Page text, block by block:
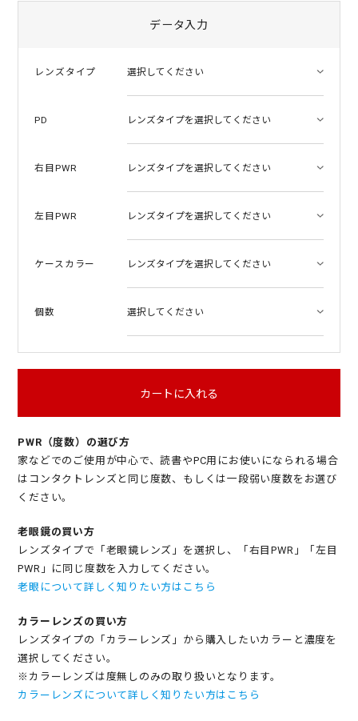
n
データ入力
レンズタイプ
PD
右目PWR
左目PWR
ケースカラー
個数
カートに入れる
PWR（度数）の選び方
家などでのご使用が中心で、読書やPC用にお使いになられる場合
はコンタクトレンズと同じ度数、もしくは一段弱い度数をお選び
ください。
老眼鏡の買い方
レンズタイプで「老眼鏡レンズ」を選択し、「右目PWR」「左目
PWR」に同じ度数を入力してください。
老眼について詳しく知りたい方はこちら
カラーレンズの買い方
レンズタイプの「カラーレンズ」から購入したいカラーと濃度を
選択してください。
※カラーレンズは度無しのみの取り扱いとなります。
カラーレンズについて詳しく知りたい方はこちら